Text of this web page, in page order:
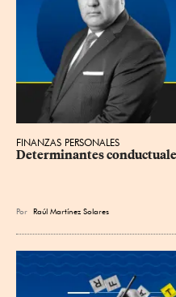
FINANZAS PERSONALES
Determinantes
Por Raúl Martínez Solares